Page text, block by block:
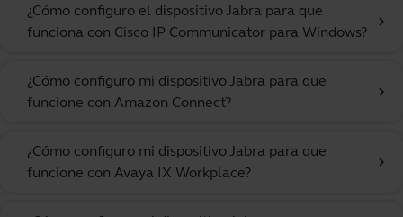
¿Cómo configuro el dispositivo Jabra para que
funciona con Cisco IP Communicator para Windows?
chevron_right
¿Cómo configuro mi dispositivo Jabra para que
funcione con Amazon Connect?
chevron_right
¿Cómo configuro mi dispositivo Jabra para que
funcione con Avaya IX Workplace?
chevron_right